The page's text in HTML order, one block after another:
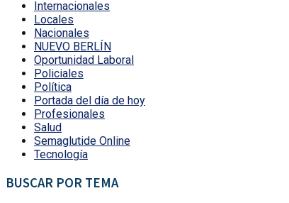
Internacionales
Locales
Nacionales
NUEVO BERLÍN
Oportunidad Laboral
Policiales
Política
Portada del día de hoy
Profesionales
Salud
Semaglutide Online
Tecnología
BUSCAR POR TEMA